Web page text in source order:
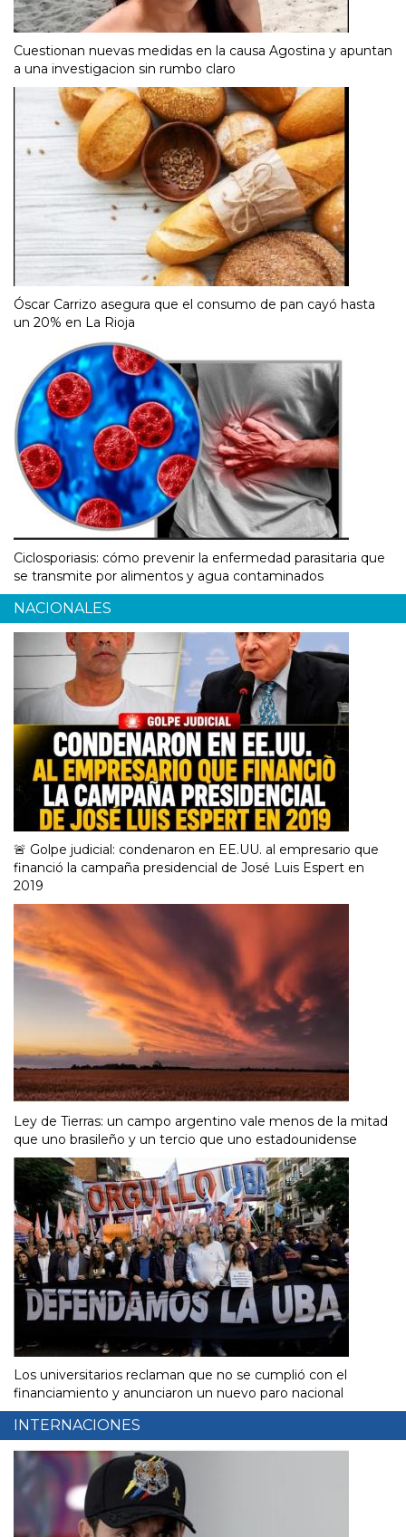
Cuestionan nuevas medidas en la causa Agostina y apuntan
a una investigacion sin rumbo claro
Óscar Carrizo asegura que el consumo de pan cayó hasta
un 20% en La Rioja
Ciclosporiasis: cómo prevenir la enfermedad parasitaria que
se transmite por alimentos y agua contaminados
NACIONALES
🚨 Golpe judicial: condenaron en EE.UU. al empresario que
financió la campaña presidencial de José Luis Espert en
2019
Ley de Tierras: un campo argentino vale menos de la mitad
que uno brasileño y un tercio que uno estadounidense
Los universitarios reclaman que no se cumplió con el
financiamiento y anunciaron un nuevo paro nacional
INTERNACIONES